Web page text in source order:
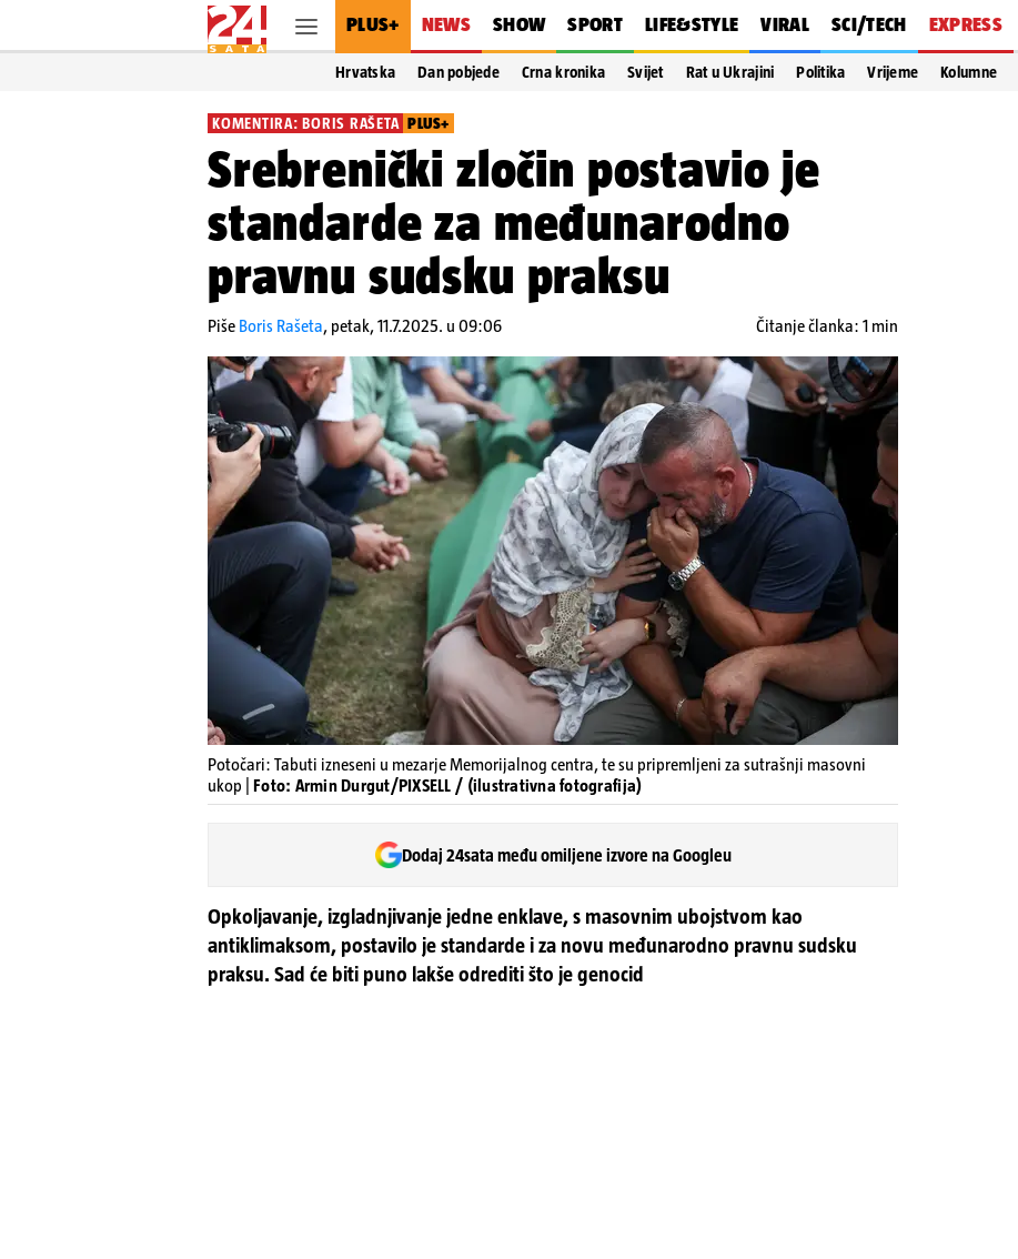
PLUS+ NEWS SHOW SPORT LIFE&STYLE VIRAL SCI/TECH EXPRESS
Hrvatska Dan pobjede Crna kronika Svijet Rat u Ukrajini Politika Vrijeme Kolumne
KOMENTIRA: BORIS RAŠETA PLUS+
Srebrenički zločin postavio je
standarde za međunarodno
pravnu sudsku praksu
Piše Boris Rašeta, petak, 11.7.2025. u 09:06 Čitanje članka: 1 min
Potočari: Tabuti izneseni u mezarje Memorijalnog centra, te su pripremljeni za sutrašnji masovni
ukop | Foto: Armin Durgut/PIXSELL / (ilustrativna fotografija)
Dodaj 24sata među omiljene izvore na Googleu
Opkoljavanje, izgladnjivanje jedne enklave, s masovnim ubojstvom kao
antiklimaksom, postavilo je standarde i za novu međunarodno pravnu sudsku
praksu. Sad će biti puno lakše odrediti što je genocid